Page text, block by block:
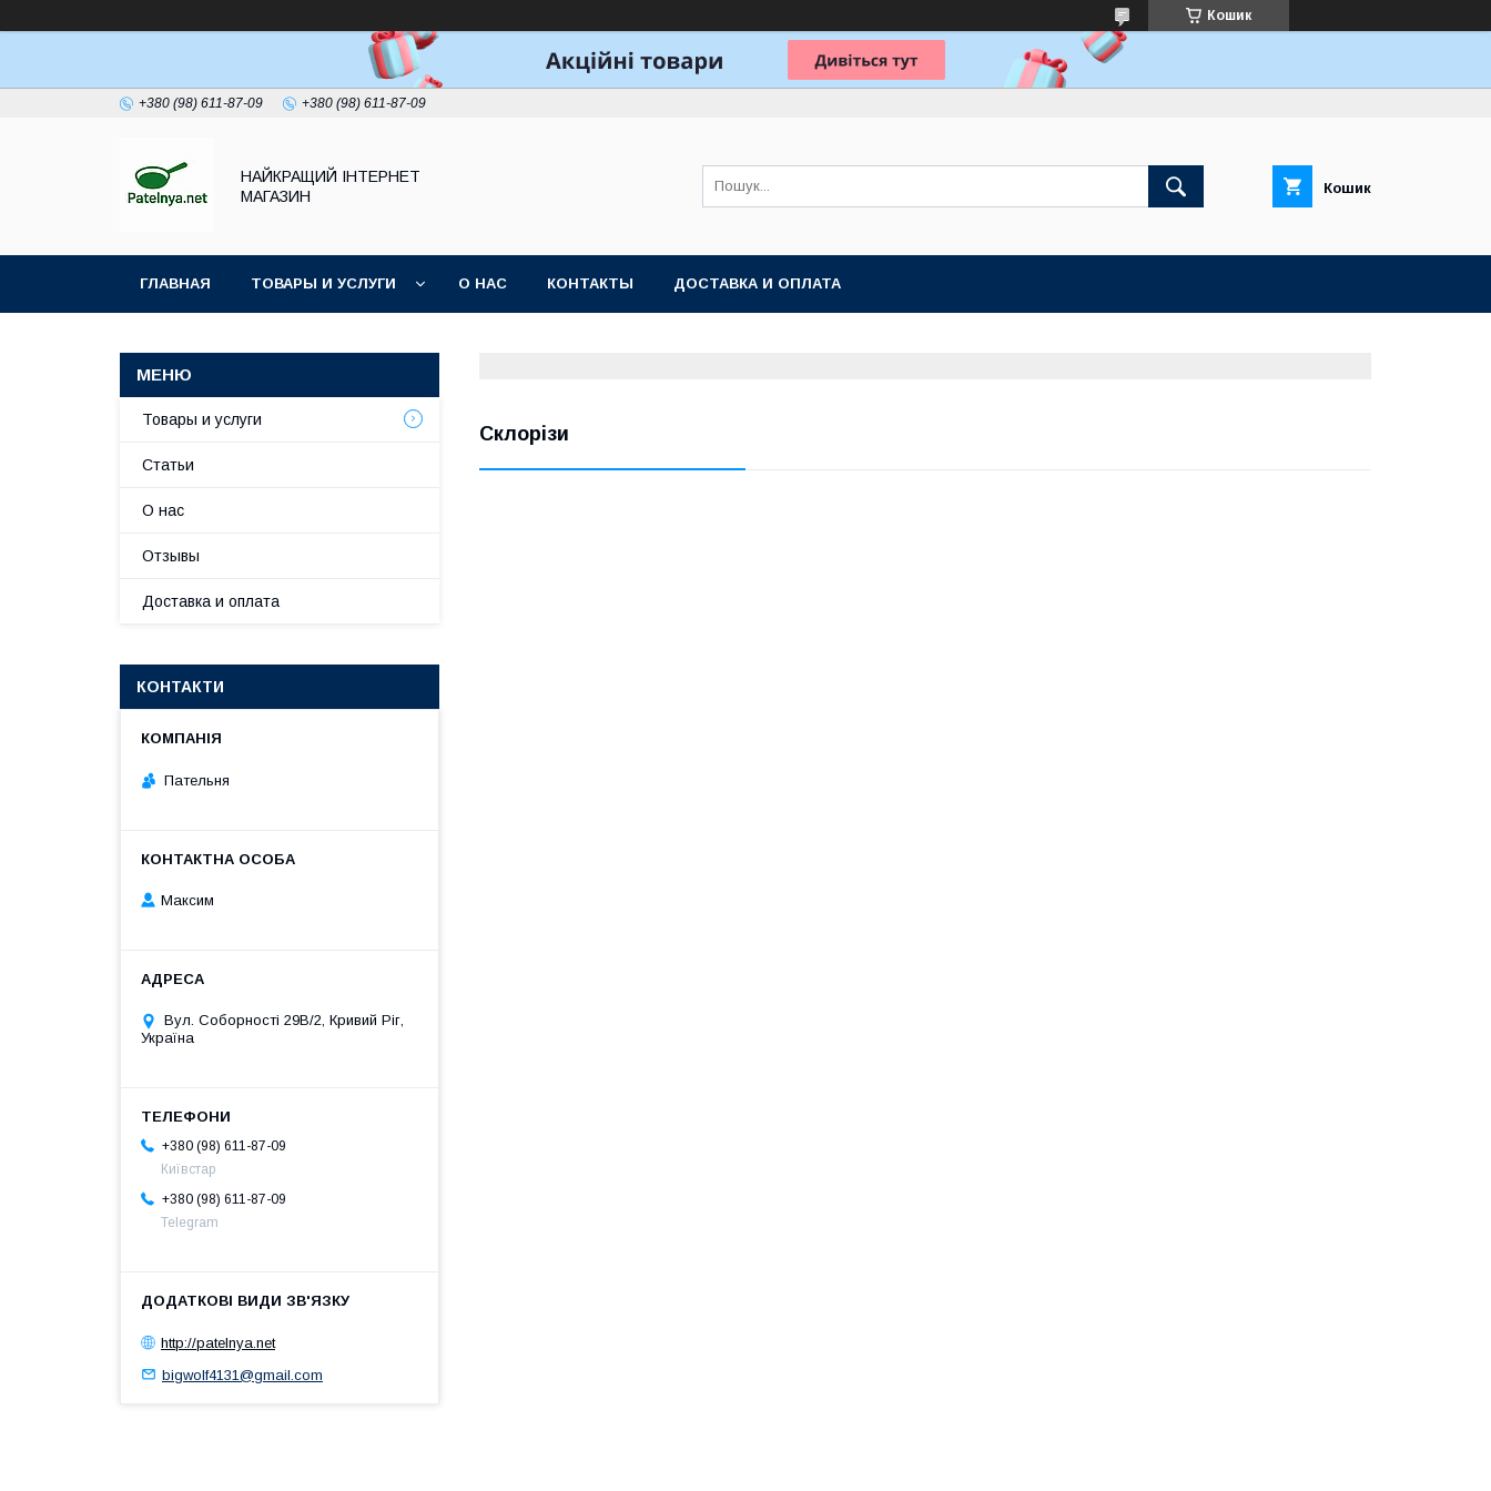
Кошик
+380 (98) 611-87-09 +380 (98) 611-87-09
НАЙКРАЩИЙ ІНТЕРНЕТ
МАГАЗИН
Кошик
ГЛАВНАЯ ТОВАРЫ И УСЛУГИ О НАС КОНТАКТЫ ДОСТАВКА И ОПЛАТА
Склорізи
Товары и услуги
Статьи
О нас
Отзывы
Доставка и оплата
КОНТАКТИ
Пательня
Максим
Вул. Соборності 29В/2, Кривий Ріг,
Україна
+380 (98) 611-87-09
Київстар
+380 (98) 611-87-09
Telegram
http://patelnya.net
bigwolf4131@gmail.com